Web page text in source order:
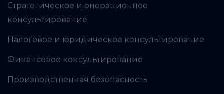
Стратегическое и операционное
консультирование
Налоговое и юридическое консультирование
Финансовое консультирование
Производственная безопасность